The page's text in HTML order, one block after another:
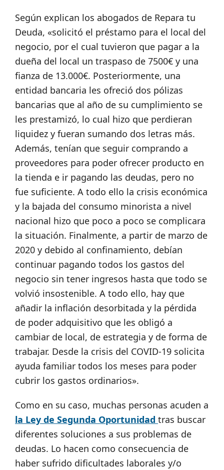
Según explican los abogados de Repara tu
Deuda, «solicitó el préstamo para el local del
negocio, por el cual tuvieron que pagar a la
dueña del local un traspaso de 7500€ y una
fianza de 13.000€. Posteriormente, una
entidad bancaria les ofreció dos pólizas
bancarias que al año de su cumplimiento se
les prestamizó, lo cual hizo que perdieran
liquidez y fueran sumando dos letras más.
Además, tenían que seguir comprando a
proveedores para poder ofrecer producto en
la tienda e ir pagando las deudas, pero no
fue suficiente. A todo ello la crisis económica
y la bajada del consumo minorista a nivel
nacional hizo que poco a poco se complicara
la situación. Finalmente, a partir de marzo de
2020 y debido al confinamiento, debían
continuar pagando todos los gastos del
negocio sin tener ingresos hasta que todo se
volvió insostenible. A todo ello, hay que
añadir la inflación desorbitada y la pérdida
de poder adquisitivo que les obligó a
cambiar de local, de estrategia y de forma de
trabajar. Desde la crisis del COVID-19 solicita
ayuda familiar todos los meses para poder
cubrir los gastos ordinarios».
Como en su caso, muchas personas acuden a
la Ley de Segunda Oportunidad tras buscar
diferentes soluciones a sus problemas de
deudas. Lo hacen como consecuencia de
haber sufrido dificultades laborales y/o